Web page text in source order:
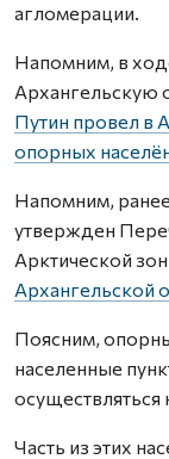
агломерации.
Напомним, в
Архангельскую
Путин провел в
опорных
Напомним,
утвержден
Арктической
Архангельской
Поясним,
населенные
осуществляться
Часть из этих